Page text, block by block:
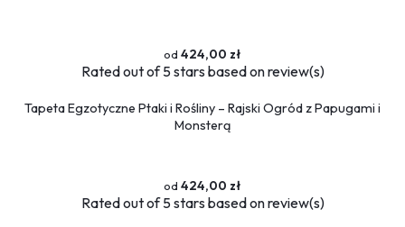
424,00 zł
Ratedout of 5 stars based onreview(s)
Tapeta Egzotyczne Ptaki i Rośliny – Rajski Ogród z Papugami i
Monsterą
424,00 zł
Ratedout of 5 stars based onreview(s)